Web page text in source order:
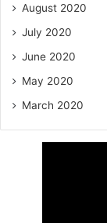
August 2020
July 2020
June 2020
May 2020
March 2020